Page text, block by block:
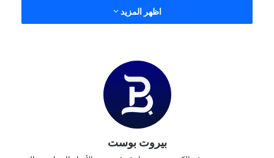
■قال ناشط في “تيار المستقبل” إن زيارة بهاء الحريري الى لبنان
أفادت التيار الأزرق ورئيسه لأنها أثبتت لمن يعنيهم الأمر أن لا بديل
اظهر المزيد
بيروت بوست